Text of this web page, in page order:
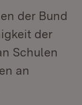
der Bund
der
Schulen
an